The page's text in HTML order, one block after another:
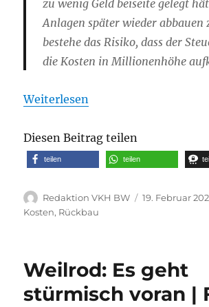
zu wenig Geld beiseite gelegt
Anlagen später wieder abbauen
bestehe das Risiko, dass der
die Kosten in Millionenhöhe
Weiterlesen
Diesen Beitrag teilen
teilen teilen
Autor
Redaktion VKH BW
Veröffentlicht
19. Februar
Kosten, Rückbau
Weilrod: Es geht
stürmisch voran |